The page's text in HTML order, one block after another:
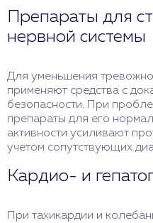
Препараты для
нервной системы
Для уменьшения
применяют средства с
безопасности. При
препараты для его
активности усиливают
учетом сопутствующих
Кардио- и
При тахикардии и